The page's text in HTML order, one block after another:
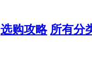
选购攻略 所有分